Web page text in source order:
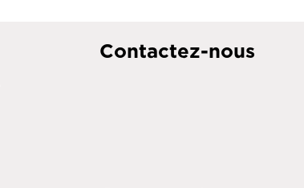
Contactez-nous